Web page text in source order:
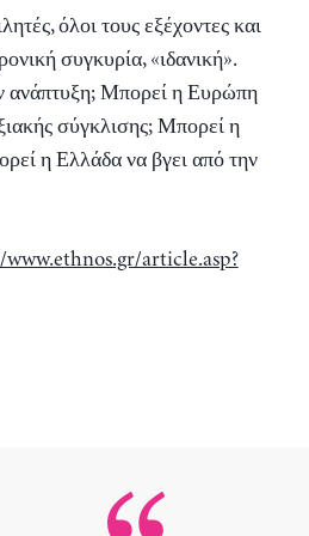
όλοι τους εξέχοντες και
συγκυρία, «ιδανική».
ανάπτυξη; Μπορεί η Ευρώπη
σύγκλισης; Μπορεί η
η Ελλάδα να βγει από την
article.asp?